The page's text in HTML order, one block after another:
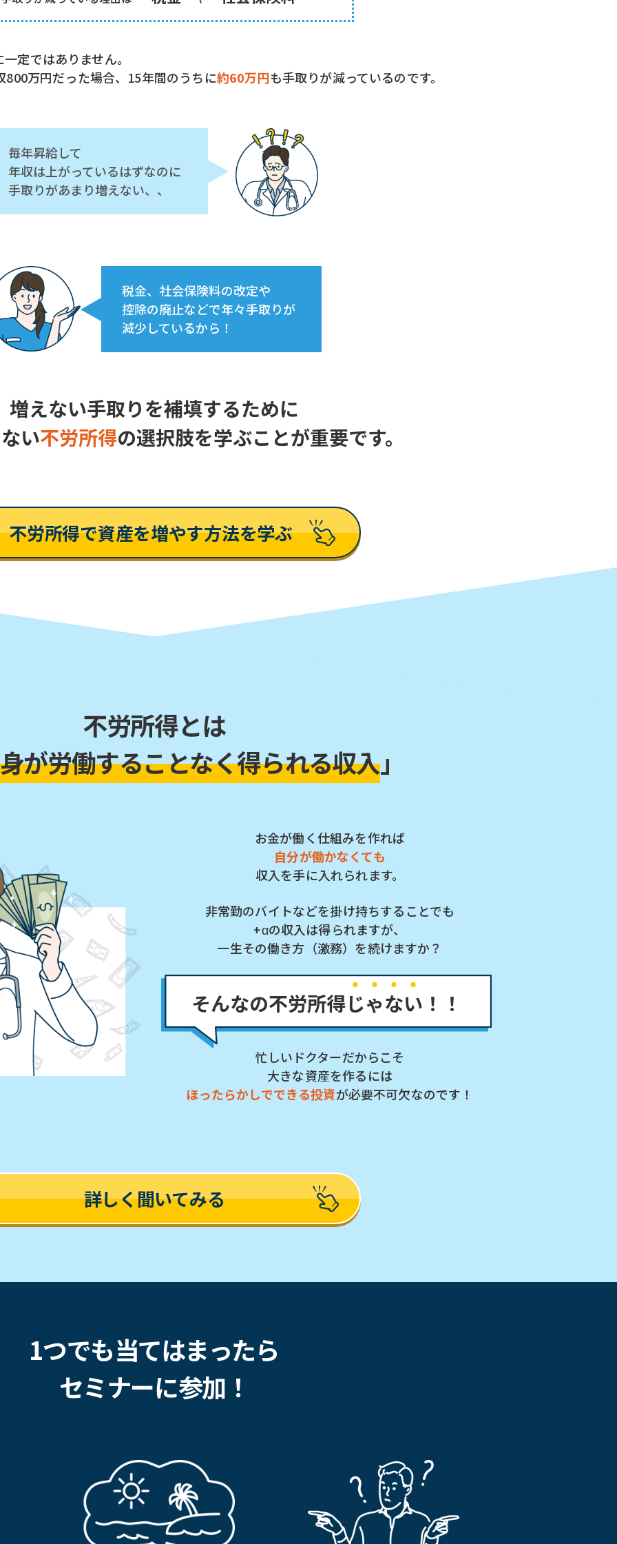
定ではありません。
万円だった場合、15年間のうちに約60万円も手取りが減っているのです。
毎年昇給して
年収は上がっているはずなのに
手取りがあまり増えない、、
税金、社会保険料の改定や
控除の廃止などで年々手取りが
減少しているから！
増えない手取りを補填するために
い不労所得の選択肢を学ぶことが重要です。
不労所得で資産を増やす方法を学ぶ
不労所得とは
が労働することなく得られる収入」
お金が働く仕組みを作れば
自分が働かなくても
収入を手に入れられます。
非常勤のバイトなどを掛け持ちすることでも
+αの収入は得られますが、
一生その働き方（激務）を続けますか？
そんなの不労所得じゃない ！！
忙しいドクターだからこそ
大きな資産を作るには
ほったらかしでできる投資が必要不可欠なのです！
詳しく聞いてみる
1つでも当てはまったら
セミナーに参加！